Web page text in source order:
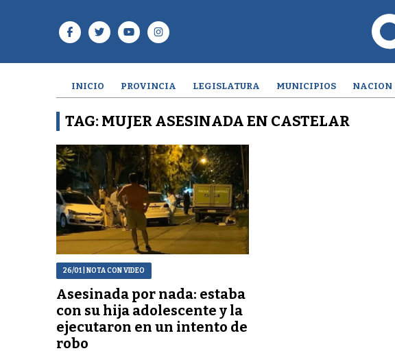
INICIO PROVINCIA LEGISLATURA MUNICIPIOS NACION
TAG: MUJER ASESINADA EN CASTELAR
26/01| NOTA CON VIDEO
Asesinada por nada: estaba
con su hija adolescente y la
ejecutaron en un intento de
robo